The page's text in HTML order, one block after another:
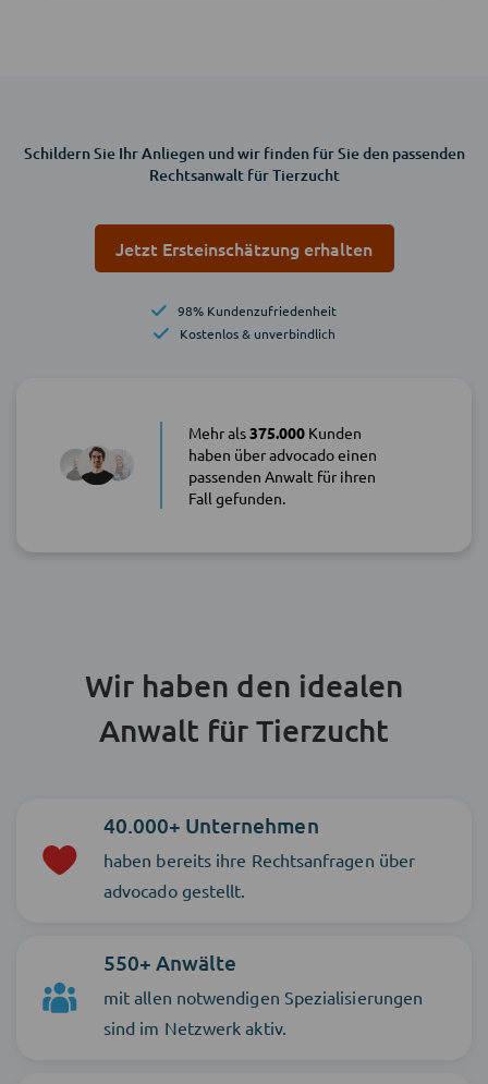
Schildern Sie Ihr Anliegen und wir finden für Sie den passenden
Rechtsanwalt für Tierzucht
Jetzt Ersteinschätzung erhalten
98% Kundenzufriedenheit
Kostenlos & unverbindlich
Mehr als375.000Kunden
haben über advocado einen
passenden Anwalt für ihren
Fall gefunden.
Wir haben den idealen
Anwalt für Tierzucht
40.000+ Unternehmen
haben bereits ihre Rechtsanfragen über
advocado gestellt.
550+ Anwälte
mit allen notwendigen Spezialisierungen
sind im Netzwerk aktiv.